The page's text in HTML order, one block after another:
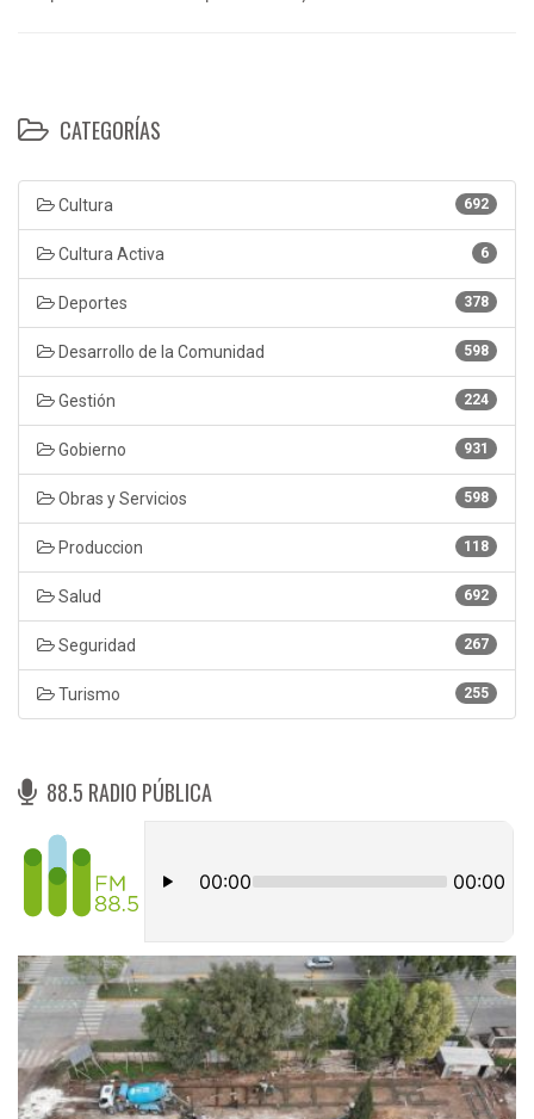
CATEGORÍAS
692
Cultura
6
Cultura Activa
378
Deportes
598
Desarrollo de la Comunidad
224
Gestión
931
Gobierno
598
Obras y Servicios
118
Produccion
692
Salud
267
Seguridad
255
Turismo
88.5 RADIO PÚBLICA